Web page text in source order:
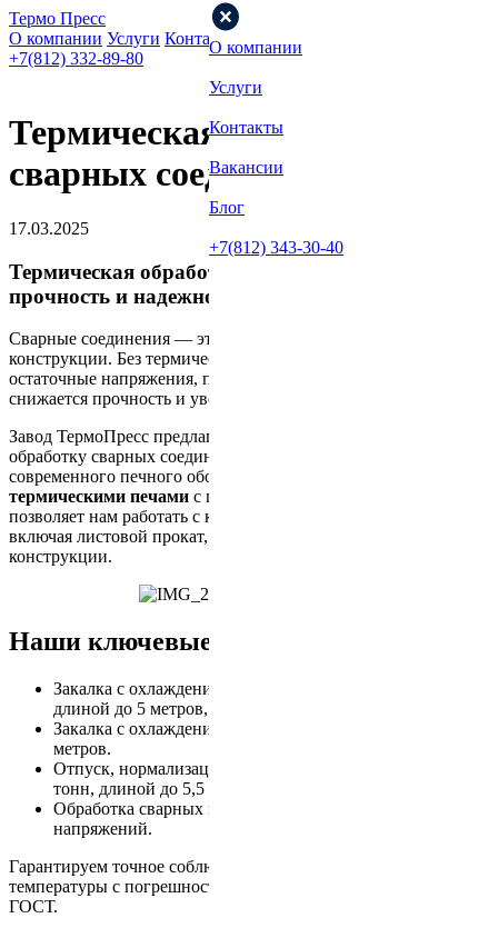
Термо Пресс
О компании Услуги Контакты
+7(812) 332-89-80
О компании
Услуги
Контакты
Вакансии
Блог
+7(812) 343-30-40
Термическая обработка
сварных соединений
17.03.2025
Термическая обработка сварных соединений:
прочность и надежность без риска брака
Сварные соединения — это одно из самых уязвимых мест в
конструкции. Без термической обработки в металле остаются
остаточные напряжения, повышается риск появления трещин,
снижается прочность и увеличивается скорость коррозии.
Завод ТермоПресс предлагает комплексную термическую
обработку сварных соединений с использованием
современного печного оборудования.
термическими печами с грузоподъемностью до 100 тонн, что
позволяет нам работать с крупногабаритными изделиями,
включая листовой прокат, поковки, отливки и сварные
конструкции.
Наши ключевые возможности
Закалка с охлаждением в масло – изделия до 6 тонн,
длиной до 5 метров, шириной до 2 метров.
Закалка с охлаждением в воду – изделия длиной до 5,5
метров.
Отпуск, нормализация, отжиг, старение – изделия до 30
тонн, длиной до 5,5 метров.
Обработка сварных конструкций для снятия остаточных
напряжений.
Гарантируем точное соблюдение технологии, контроль
температуры с погрешностью до 5°C и полное соответствие
ГОСТ.